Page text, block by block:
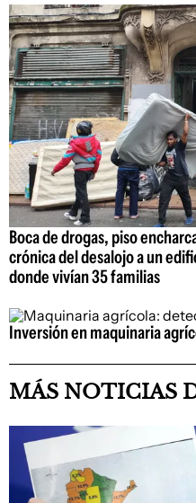
Boca de drogas, piso
crónica del desalojo a un
donde vivían 35 familias
Inversión en maquinaria
MÁS NOTICIAS